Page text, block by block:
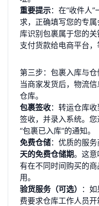
重要提示：在“收件人
求，正确填写您的专
库识别包裹属于您的关
支付货款给电商平台，
第三步：包裹入库与仓
当商家发货后，物流
仓库。
包裹签收：转运仓库
签收，并录入系统。
“包裹已入库”的通知。
免费仓储：优质的服
天的免费仓储期。这
有在不同时间购买的
用。
验货服务（可选）
：
费要求仓库工作人员